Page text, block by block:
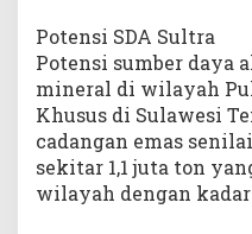
Potensi SDA Sultra
Potensi sumber daya
mineral di wilayah
Khusus di Sulawesi
cadangan emas
sekitar 1,1 juta ton
wilayah dengan